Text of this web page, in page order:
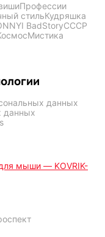
Профессии
стильКудряшка
BadStoryСССР
Мистика
данных
данных
мыши — KOVRIK-